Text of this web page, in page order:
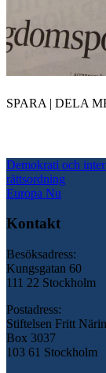
SPARA | DELA
Demokrati och
rättsordning
Europa Nu
Kontakt
Besöksadress:
Kungsgatan 60
111 22 Stockholm
Postadress:
Stiftelsen Fritt
Box 3037
103 61 Stockholm